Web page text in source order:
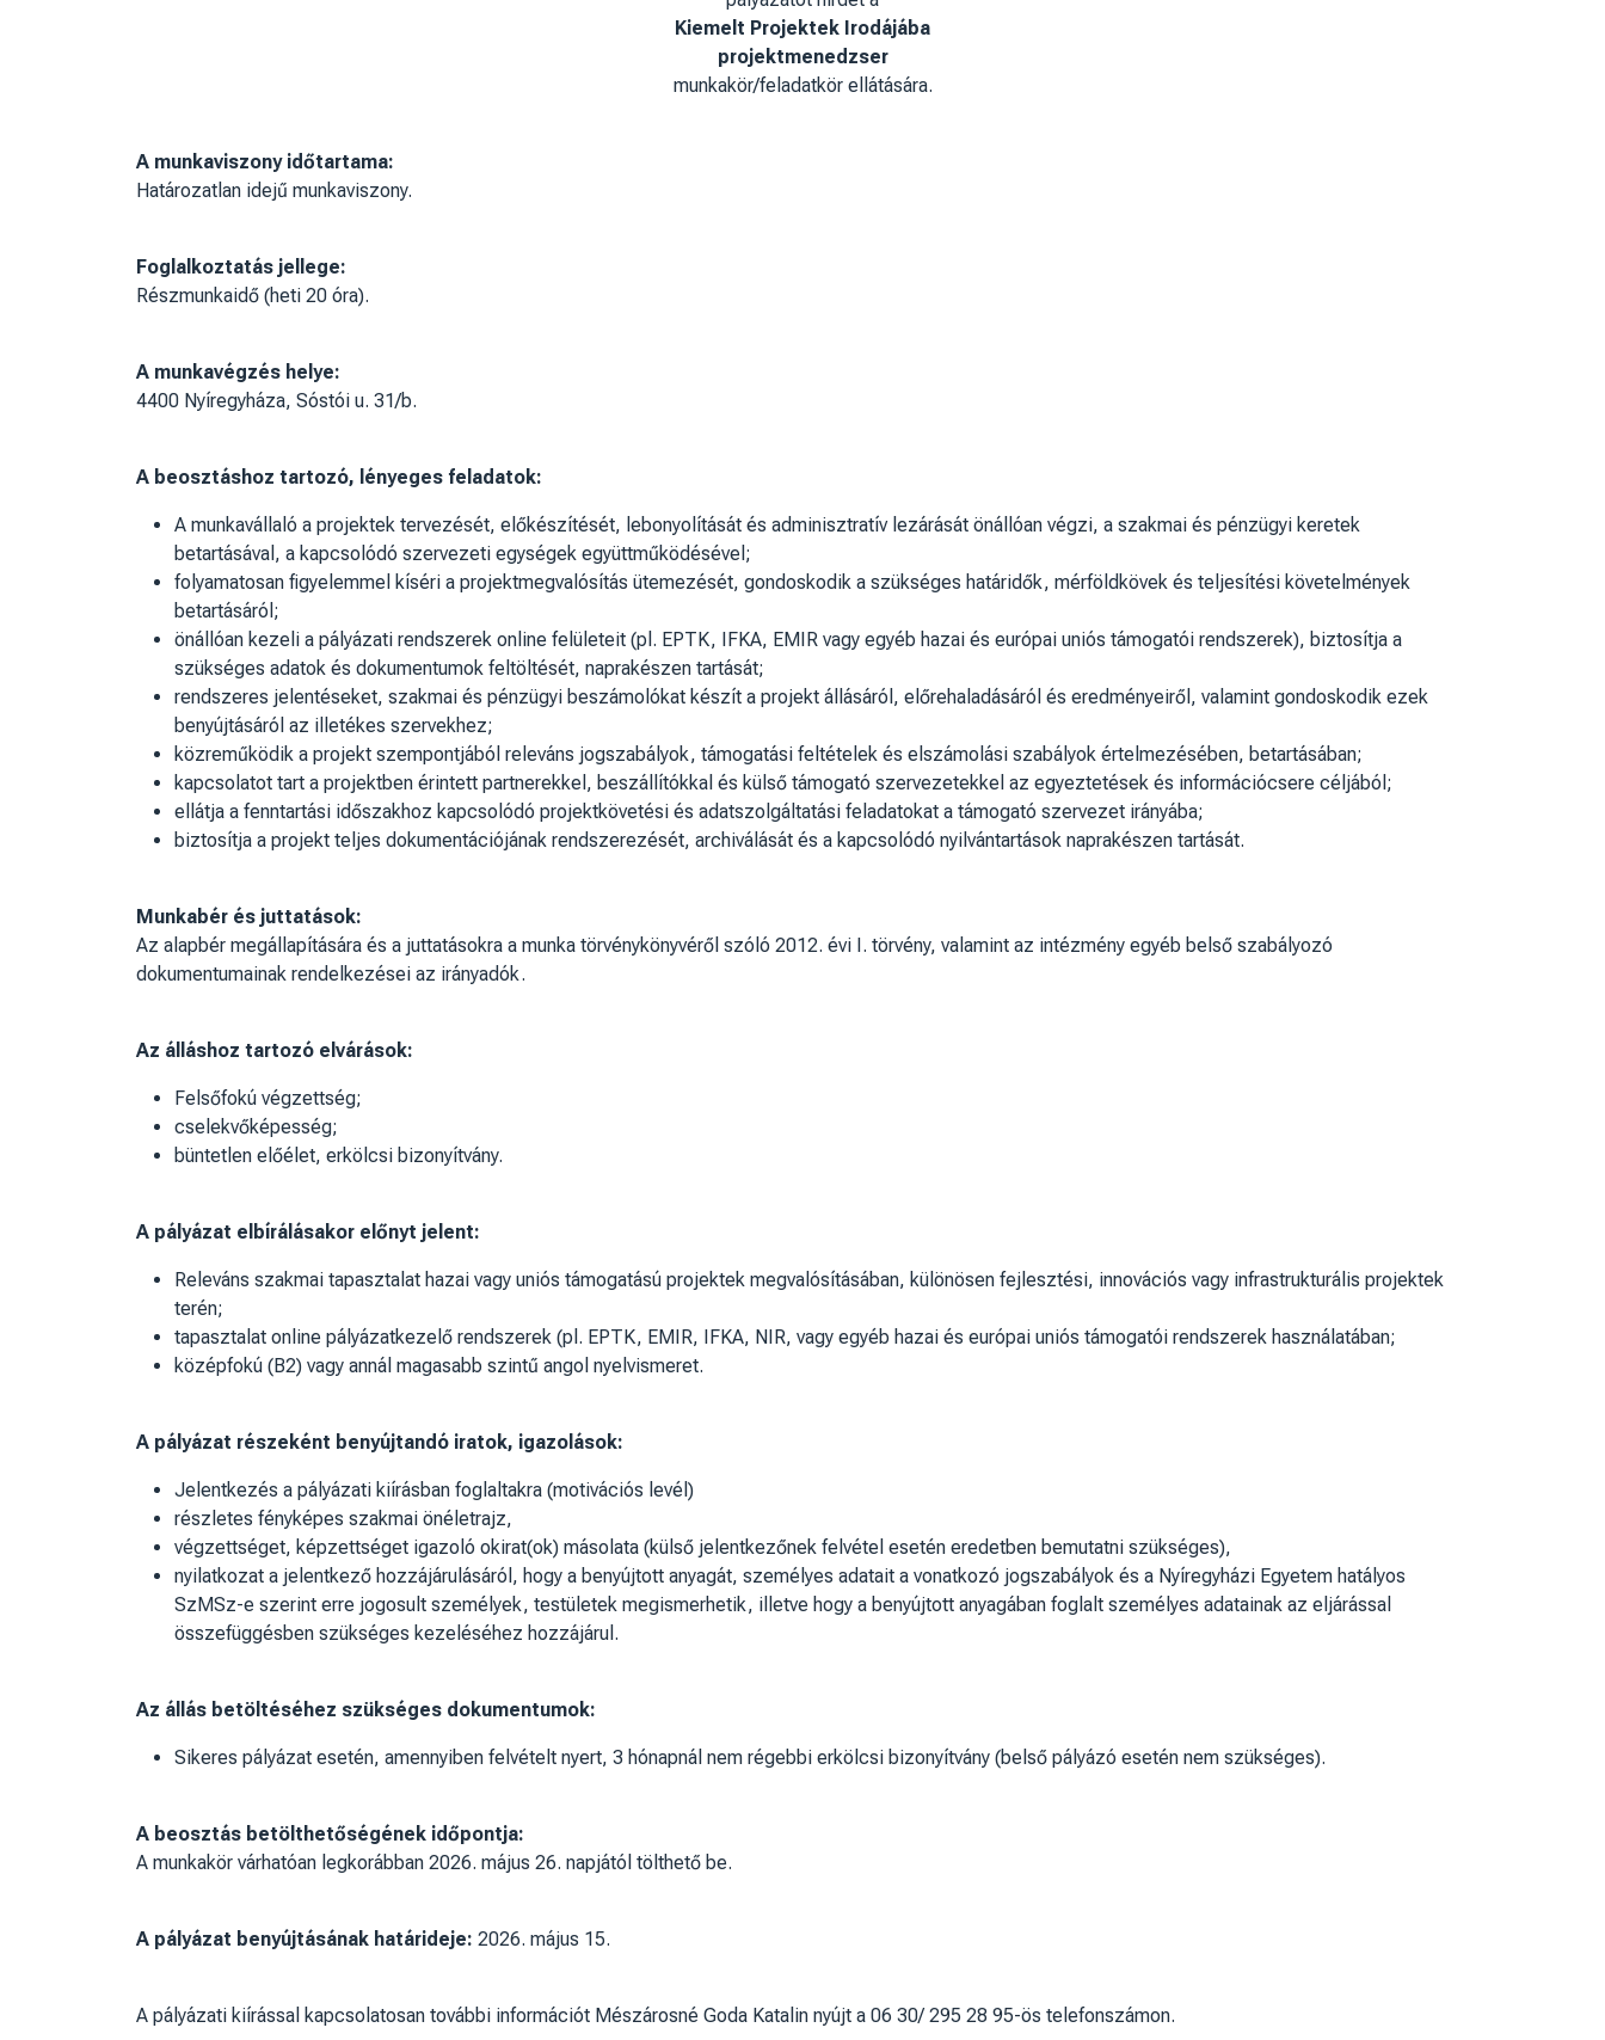
Kiemelt Projektek Irodájába
projektmenedzser
munkakör/feladatkör ellátására.
A munkaviszony időtartama:
Határozatlan idejű munkaviszony.
Foglalkoztatás jellege:
Részmunkaidő (heti 20 óra).
A munkavégzés helye:
4400 Nyíregyháza, Sóstói u. 31/b.
A beosztáshoz tartozó, lényeges feladatok:
A munkavállaló a projektek tervezését, előkészítését, lebonyolítását és adminisztratív lezárását önállóan végzi, a szakmai és pénzügyi keretek
betartásával, a kapcsolódó szervezeti egységek együttműködésével;
folyamatosan figyelemmel kíséri a projektmegvalósítás ütemezését, gondoskodik a szükséges határidők, mérföldkövek és teljesítési követelmények
betartásáról;
önállóan kezeli a pályázati rendszerek online felületeit (pl. EPTK, IFKA, EMIR vagy egyéb hazai és európai uniós támogatói rendszerek), biztosítja a
szükséges adatok és dokumentumok feltöltését, naprakészen tartását;
rendszeres jelentéseket, szakmai és pénzügyi beszámolókat készít a projekt állásáról, előrehaladásáról és eredményeiről, valamint gondoskodik ezek
benyújtásáról az illetékes szervekhez;
közreműködik a projekt szempontjából releváns jogszabályok, támogatási feltételek és elszámolási szabályok értelmezésében, betartásában;
kapcsolatot tart a projektben érintett partnerekkel, beszállítókkal és külső támogató szervezetekkel az egyeztetések és információcsere céljából;
ellátja a fenntartási időszakhoz kapcsolódó projektkövetési és adatszolgáltatási feladatokat a támogató szervezet irányába;
biztosítja a projekt teljes dokumentációjának rendszerezését, archiválását és a kapcsolódó nyilvántartások naprakészen tartását.
Munkabér és juttatások:
Az alapbér megállapítására és a juttatásokra a munka törvénykönyvéről szóló 2012. évi I. törvény, valamint az intézmény egyéb belső szabályozó
dokumentumainak rendelkezései az irányadók.
Az álláshoz tartozó elvárások:
Felsőfokú végzettség;
cselekvőképesség;
büntetlen előélet, erkölcsi bizonyítvány.
A pályázat elbírálásakor előnyt jelent:
Releváns szakmai tapasztalat hazai vagy uniós támogatású projektek megvalósításában, különösen fejlesztési, innovációs vagy infrastrukturális projektek
terén;
tapasztalat online pályázatkezelő rendszerek (pl. EPTK, EMIR, IFKA, NIR, vagy egyéb hazai és európai uniós támogatói rendszerek használatában;
középfokú (B2) vagy annál magasabb szintű angol nyelvismeret.
A pályázat részeként benyújtandó iratok, igazolások:
Jelentkezés a pályázati kiírásban foglaltakra (motivációs levél)
részletes fényképes szakmai önéletrajz,
végzettséget, képzettséget igazoló okirat(ok) másolata (külső jelentkezőnek felvétel esetén eredetben bemutatni szükséges),
nyilatkozat a jelentkező hozzájárulásáról, hogy a benyújtott anyagát, személyes adatait a vonatkozó jogszabályok és a Nyíregyházi Egyetem hatályos
SzMSz-e szerint erre jogosult személyek, testületek megismerhetik, illetve hogy a benyújtott anyagában foglalt személyes adatainak az eljárással
összefüggésben szükséges kezeléséhez hozzájárul.
Az állás betöltéséhez szükséges dokumentumok:
Sikeres pályázat esetén, amennyiben felvételt nyert, 3 hónapnál nem régebbi erkölcsi bizonyítvány (belső pályázó esetén nem szükséges).
A beosztás betölthetőségének időpontja:
A munkakör várhatóan legkorábban 2026. május 26. napjától tölthető be.
A pályázat benyújtásának határideje: 2026. május 15.
A pályázati kiírással kapcsolatosan további információt Mészárosné Goda Katalin nyújt a 06 30/ 295 28 95-ös telefonszámon.